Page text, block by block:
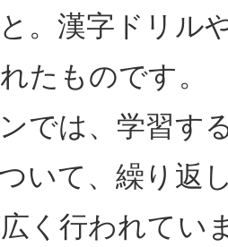
。漢字ドリル
たものです。
では、学習す
いて、繰り返
く行われてい